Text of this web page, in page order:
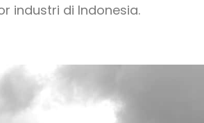
industri di Indonesia.